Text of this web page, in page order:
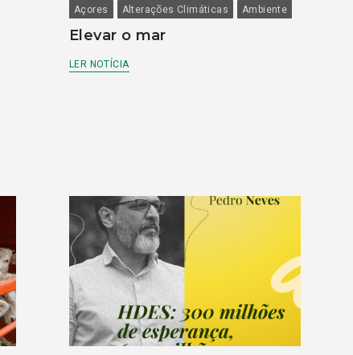
Açores Alterações Climáticas Ambiente
Elevar o mar
LER NOTÍCIA